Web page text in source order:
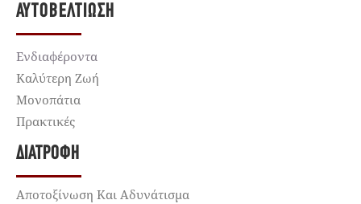
ΑΥΤΟΒΕΛΤΊΩΣΗ
Ενδιαφέροντα
Καλύτερη Ζωή
Μονοπάτια
Πρακτικές
ΔΙΑΤΡΟΦΉ
Αποτοξίνωση Και Αδυνάτισμα